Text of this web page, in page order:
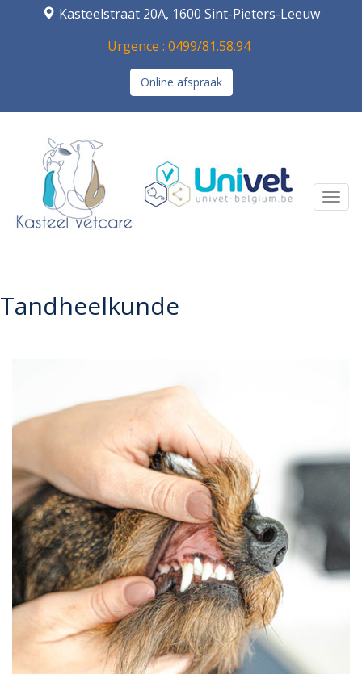
Kasteelstraat 20A, 1600 Sint-Pieters-Leeuw
Urgence : 0499/81.58.94
Online afspraak
Tandheelkunde